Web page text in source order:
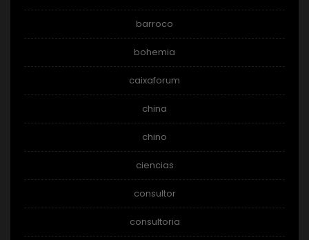
barroco
bohemia
caixaforum
china
chino
ciencias
consultor
consultoria